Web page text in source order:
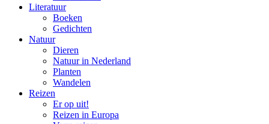
Literatuur
Boeken
Gedichten
Natuur
Dieren
Natuur in Nederland
Planten
Wandelen
Reizen
Er op uit!
Reizen in Europa